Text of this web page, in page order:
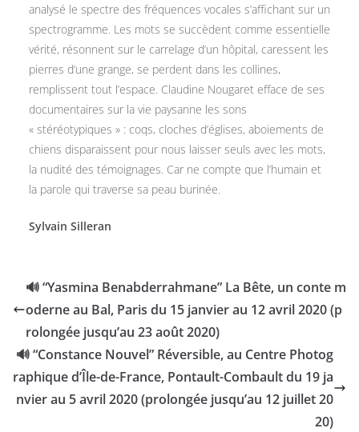
analysé le spectre des fréquences vocales s’affichant sur un
spectrogramme. Les mots se succèdent comme essentielle
vérité, résonnent sur le carrelage d’un hôpital, caressent les
pierres d’une grange, se perdent dans les collines,
remplissent tout l’espace. Claudine Nougaret efface de ses
documentaires sur la vie paysanne les sons
« stéréotypiques » : coqs, cloches d’églises, aboiements de
chiens disparaissent pour nous laisser seuls avec les mots,
la nudité des témoignages. Car ne compte que l’humain et
la parole qui traverse sa peau burinée.
Sylvain Silleran
🔊 “Yasmina Benabderrahmane” La Bête, un conte m
oderne au Bal, Paris du 15 janvier au 12 avril 2020 (p
rolongée jusqu’au 23 août 2020)
🔊 “Constance Nouvel” Réversible, au Centre Photog
raphique d’Île-de-France, Pontault-Combault du 19 ja
nvier au 5 avril 2020 (prolongée jusqu’au 12 juillet 20
20)